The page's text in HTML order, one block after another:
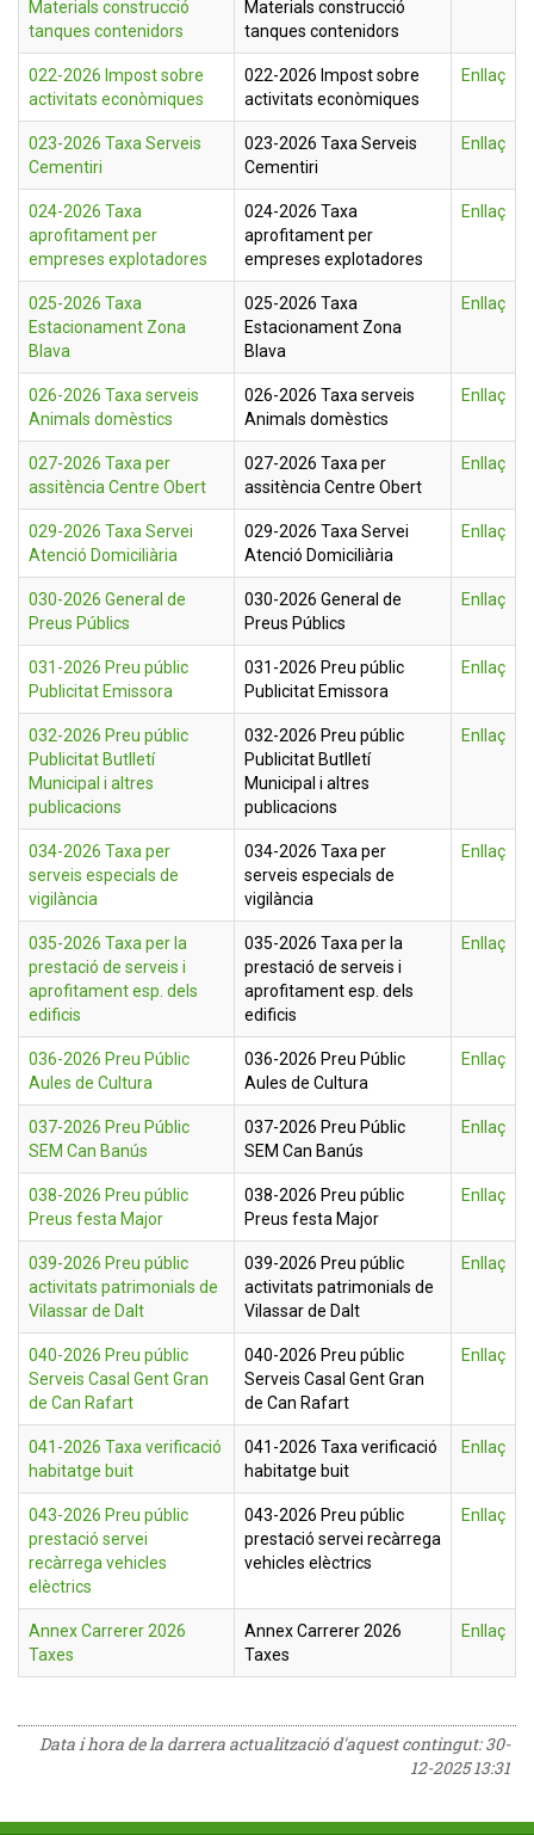
Materials construcció
tanques contenidors
Materials construcció
tanques contenidors
022-2026 Impost sobre
activitats econòmiques
022-2026 Impost sobre
activitats econòmiques
Enllaç
023-2026 Taxa Serveis
Cementiri
023-2026 Taxa Serveis
Cementiri
Enllaç
024-2026 Taxa
aprofitament per
empreses explotadores
024-2026 Taxa
aprofitament per
empreses explotadores
Enllaç
025-2026 Taxa
Estacionament Zona
Blava
025-2026 Taxa
Estacionament Zona
Blava
Enllaç
026-2026 Taxa serveis
Animals domèstics
026-2026 Taxa serveis
Animals domèstics
Enllaç
027-2026 Taxa per
assitència Centre Obert
027-2026 Taxa per
assitència Centre Obert
Enllaç
029-2026 Taxa Servei
Atenció Domiciliària
029-2026 Taxa Servei
Atenció Domiciliària
Enllaç
030-2026 General de
Preus Públics
030-2026 General de
Preus Públics
Enllaç
031-2026 Preu públic
Publicitat Emissora
031-2026 Preu públic
Publicitat Emissora
Enllaç
032-2026 Preu públic
Publicitat Butlletí
Municipal i altres
publicacions
032-2026 Preu públic
Publicitat Butlletí
Municipal i altres
publicacions
Enllaç
034-2026 Taxa per
serveis especials de
vigilància
034-2026 Taxa per
serveis especials de
vigilància
Enllaç
035-2026 Taxa per la
prestació de serveis i
aprofitament esp. dels
edificis
035-2026 Taxa per la
prestació de serveis i
aprofitament esp. dels
edificis
Enllaç
036-2026 Preu Públic
Aules de Cultura
036-2026 Preu Públic
Aules de Cultura
Enllaç
037-2026 Preu Públic
SEM Can Banús
037-2026 Preu Públic
SEM Can Banús
Enllaç
038-2026 Preu públic
Preus festa Major
038-2026 Preu públic
Preus festa Major
Enllaç
039-2026 Preu públic
activitats patrimonials de
Vilassar de Dalt
039-2026 Preu públic
activitats patrimonials de
Vilassar de Dalt
Enllaç
040-2026 Preu públic
Serveis Casal Gent Gran
de Can Rafart
040-2026 Preu públic
Serveis Casal Gent Gran
de Can Rafart
Enllaç
041-2026 Taxa verificació
habitatge buit
041-2026 Taxa verificació
habitatge buit
Enllaç
043-2026 Preu públic
prestació servei
recàrrega vehicles
elèctrics
043-2026 Preu públic
prestació servei recàrrega
vehicles elèctrics
Enllaç
Annex Carrerer 2026
Taxes
Annex Carrerer 2026
Taxes
Enllaç
Data i hora de la darrera actualització d'aquest contingut:30-
12-2025 13:31